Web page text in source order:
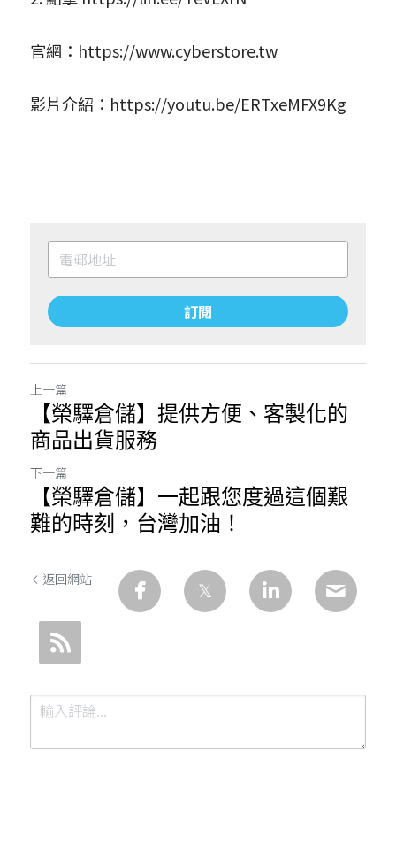
官網： https://www.cyberstore.tw
影片介紹： https://youtu.be/ERTxeMFX9Kg
訂閱
上一篇
【榮驛倉儲】提供方便、客製化的
商品出貨服務
下一篇
【榮驛倉儲】一起跟您度過這個艱
難的時刻，台灣加油！
返回網站